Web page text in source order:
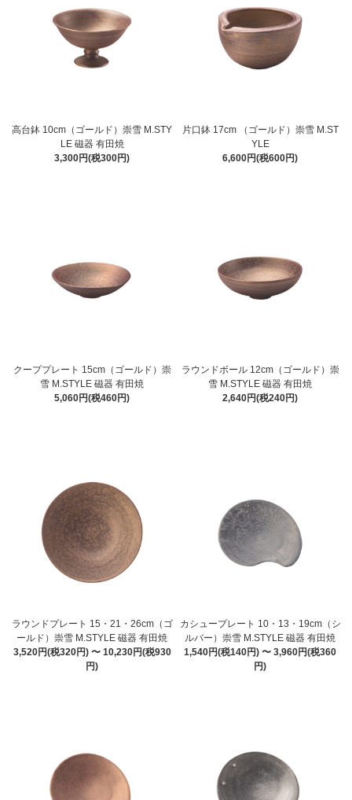
高台鉢 10cm（ゴールド）崇雪 M.STY
LE 磁器 有田焼
3,300円(税300円)
片口鉢 17cm （ゴールド）崇雪 M.ST
YLE
6,600円(税600円)
クーププレート 15cm（ゴールド）崇
雪 M.STYLE 磁器 有田焼
5,060円(税460円)
ラウンドボール 12cm（ゴールド）崇
雪 M.STYLE 磁器 有田焼
2,640円(税240円)
ラウンドプレート 15・21・26cm（ゴ
ールド）崇雪 M.STYLE 磁器 有田焼
3,520円(税320円) 〜 10,230円(税930
円)
カシュープレート 10・13・19cm（シ
ルバー）崇雪 M.STYLE 磁器 有田焼
1,540円(税140円) 〜 3,960円(税360
円)